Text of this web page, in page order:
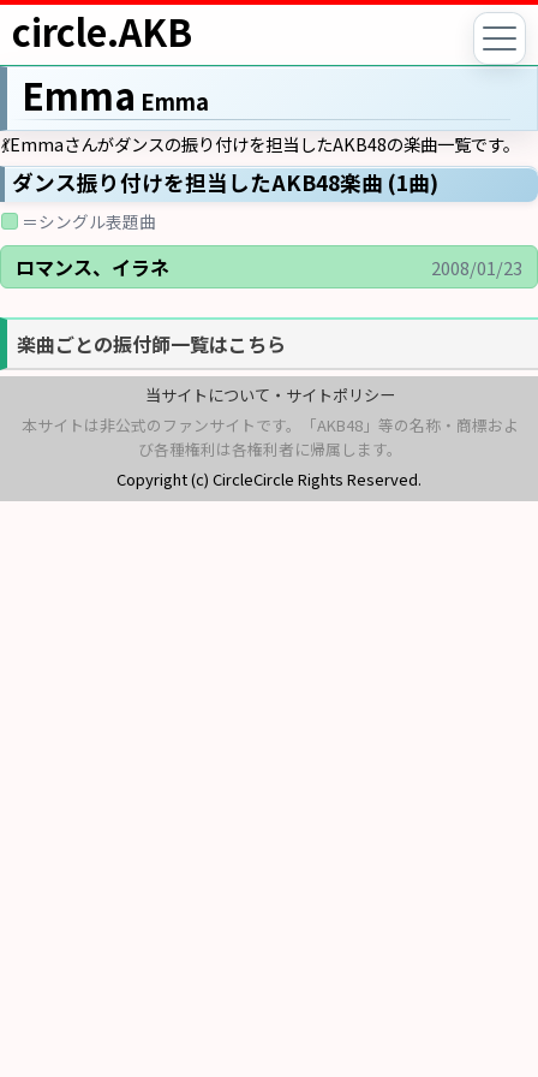
circle.AKB
Emma Emma
💃Emmaさんがダンスの振り付けを担当したAKB48の楽曲一覧です。
ダンス振り付けを担当したAKB48楽曲 (1曲)
＝シングル表題曲
ロマンス、イラネ 2008/01/23
楽曲ごとの振付師一覧はこちら
当サイトについて・サイトポリシー
本サイトは非公式のファンサイトです。「AKB48」等の名称・商標およ
び各種権利は各権利者に帰属します。
Copyright (c) CircleCircle Rights Reserved.